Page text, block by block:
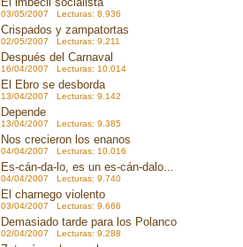
03/05/2007 Lecturas: 8.936
Crispados y zampatortas
02/05/2007 Lecturas: 9.211
Después del Carnaval
16/04/2007 Lecturas: 10.014
El Ebro se desborda
13/04/2007 Lecturas: 9.142
Depende
13/04/2007 Lecturas: 9.385
Nos crecieron los enanos
04/04/2007 Lecturas: 10.016
Es-cán-da-lo, es un es-cán-dalo...
04/04/2007 Lecturas: 9.740
El charnego violento
03/04/2007 Lecturas: 9.666
Demasiado tarde para los Polanco
02/04/2007 Lecturas: 9.288